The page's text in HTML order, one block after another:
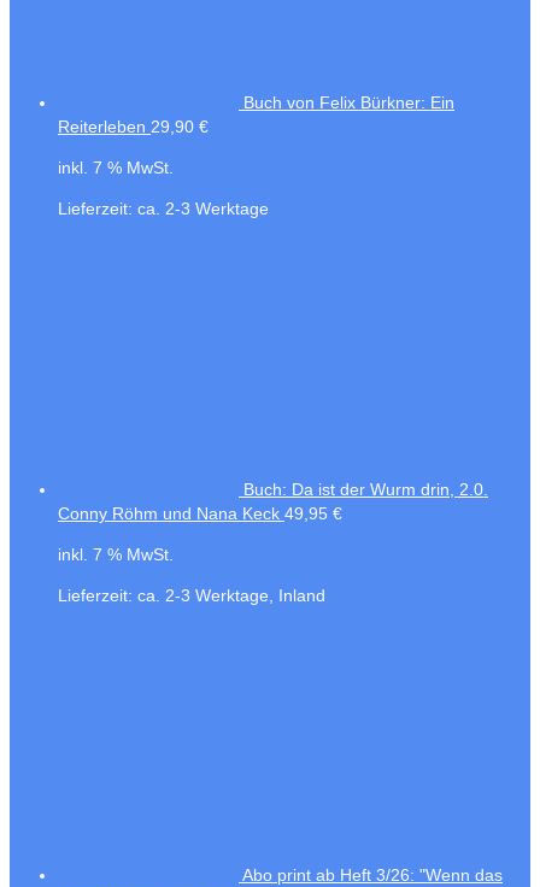
Buch von Felix Bürkner: Ein
Reiterleben 29,90 €
inkl. 7 % MwSt.
Lieferzeit: ca. 2-3 Werktage
Buch: Da ist der Wurm drin, 2.0.
Conny Röhm und Nana Keck 49,95 €
inkl. 7 % MwSt.
Lieferzeit: ca. 2-3 Werktage, Inland
Abo print ab Heft 3/26: "Wenn das